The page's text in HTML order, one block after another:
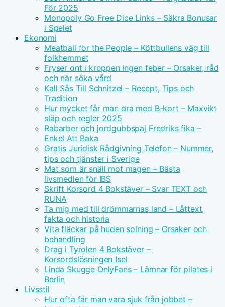
För 2025
Monopoly Go Free Dice Links – Säkra Bonusar
i Spelet
Ekonomi
Meatball for the People – Köttbullens väg till
folkhemmet
Fryser ont i kroppen ingen feber – Orsaker, råd
och när söka vård
Kall Sås Till Schnitzel – Recept, Tips och
Tradition
Hur mycket får man dra med B-kort – Maxvikt
släp och regler 2025
Rabarber och jordgubbspaj Fredriks fika –
Enkel Att Baka
Gratis Juridisk Rådgivning Telefon – Nummer,
tips och tjänster i Sverige
Mat som är snäll mot magen – Bästa
livsmedlen för IBS
Skrift Korsord 4 Bokstäver – Svar TEXT och
RUNA
Ta mig med till drömmarnas land – Låttext,
fakta och historia
Vita fläckar på huden solning – Orsaker och
behandling
Drag i Tyrolen 4 Bokstäver –
Korsordslösningen Isel
Linda Skugge OnlyFans – Lämnar för pilates i
Berlin
Livsstil
Hur ofta får man vara sjuk från jobbet –